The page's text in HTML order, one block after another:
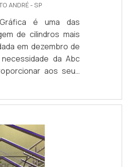
ANDRÉ - SP
é uma das
de cilindros mais
em dezembro de
da Abc
aos seus
completo de
e usinagem
por cento da
do grupo.A
é, principalmente,
onde os cilindros